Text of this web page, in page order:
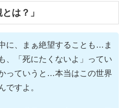
は？」
に、まぁ絶望することも…ま
、「死にたくないよ」ってい
っていうと…本当はこの世界
ですよ。